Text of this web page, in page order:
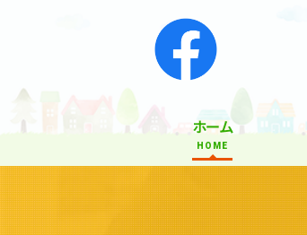
ホーム
HOME